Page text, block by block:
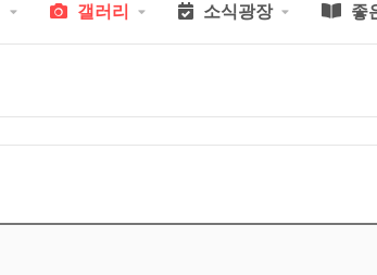
갤러리 소식광장 좋